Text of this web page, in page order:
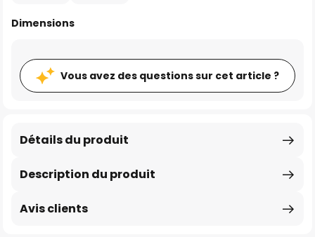
Dimensions
Vous avez des questions sur cet article ?
Description du produit
Détails du produit
Avis clients